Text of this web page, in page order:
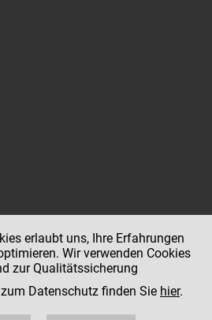
erlaubt uns, Ihre Erfahrungen
Wir verwenden Cookies
zur Qualitätssicherung
Datenschutz finden Sie hier.